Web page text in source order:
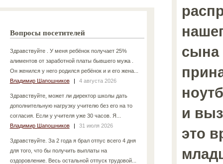
Вопросы посетителей
Здравствуйте . У меня ребёнок получает 25%
алиментов от заработной платы бывшего мужа .
Он женился у него родился ребёнок и и его жена...
Владимир Шапошников
| 4 августа 2026
Здравствуйте, может ли директор школы дать
дополнительную нагрузку учителю без его на то
согласия. Если у учителя уже 30 часов. Я...
Владимир Шапошников
| 31 июля 2026
Здравствуйте. За 2 года я брал отпус всего 4 дня
для того, что бы получить выплаты на
оздоровление. Весь остальной отпуск трудовой...
сына
и
это